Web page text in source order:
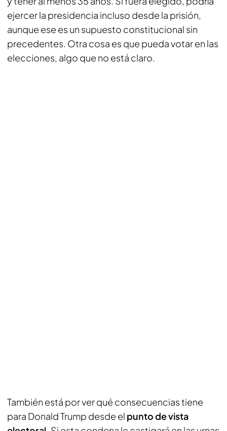
ejercer la presidencia incluso desde la prisión,
aunque ese es un supuesto constitucional sin
precedentes. Otra cosa es que pueda votar en las
elecciones, algo que no está claro.
También está por ver qué consecuencias tiene
para Donald Trump desde el punto de vista